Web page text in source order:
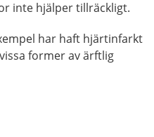
inte hjälper tillräckligt.
har haft hjärtinfarkt
former av ärftlig